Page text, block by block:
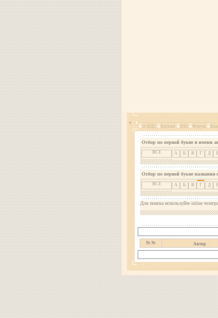
О МДС Каталог RSS Форум
Отбор по первой букве в имени
ВСЕ А Б В Г Д
Отбор по первой букве названия
ВСЕ А Б В Г Д
Для поиска используйте inline
№ № Автор